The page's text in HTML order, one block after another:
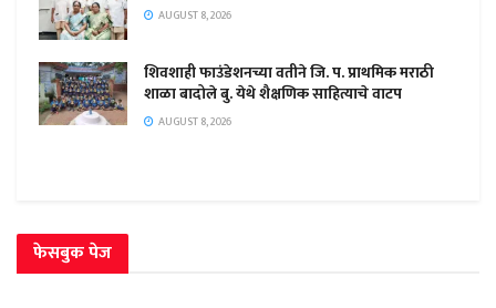
AUGUST 8, 2026
शिवशाही फाउंडेशनच्या वतीने जि. प. प्राथमिक मराठी
शाळा बादोले बु. येथे शैक्षणिक साहित्याचे वाटप
AUGUST 8, 2026
फेसबुक पेज